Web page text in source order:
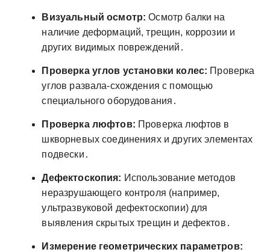
Визуальный осмотр: Осмотр балки на
наличие деформаций, трещин, коррозии и
других видимых повреждений․
Проверка углов установки колес: Проверка
углов развала-схождения с помощью
специального оборудования․
Проверка люфтов: Проверка люфтов в
шкворневых соединениях и других элементах
подвески․
Дефектоскопия: Использование методов
неразрушающего контроля (например,
ультразвуковой дефектоскопии) для
выявления скрытых трещин и дефектов․
Измерение геометрических параметров: